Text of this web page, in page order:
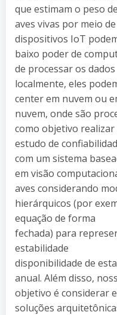
que estimam o peso de
aves vivas por meio
dispositivos IoT
baixo poder de
de processar os dados
localmente, eles
center em nuvem ou
nuvem, onde são
como objetivo realizar
estudo de
com um sistema
em visão
aves considerando
hierárquicos (por
equação de forma
fechada) para
estabilidade
disponibilidade de
anual. Além disso,
objetivo é considerar
soluções